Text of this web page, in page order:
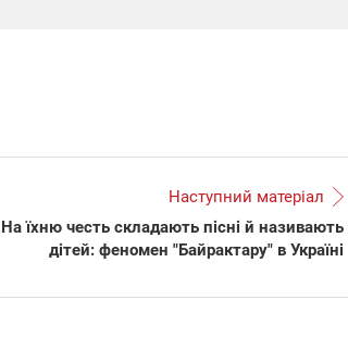
Наступний матеріал
На їхню честь складають пісні й називають
дітей: феномен "Байрактару" в Україні